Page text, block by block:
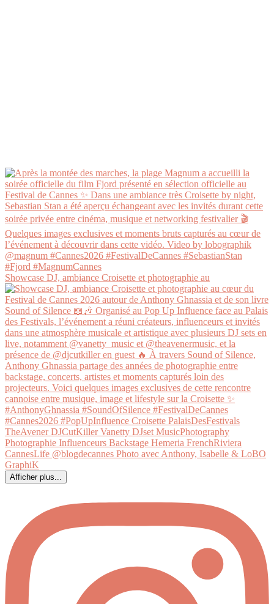
Showcase DJ, ambiance Croisette et photographie au
Afficher plus...